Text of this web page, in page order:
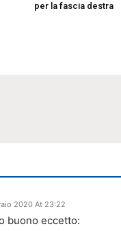
per la fascia destra
2020 At 23:22
buono eccetto: